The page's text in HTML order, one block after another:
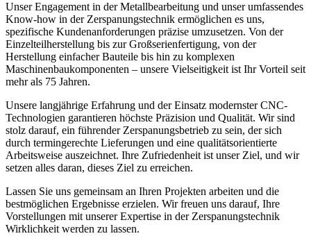
Unser Engagement in der Metallbearbeitung und unser umfassendes
Know-how in der Zerspanungstechnik ermöglichen es uns,
spezifische Kundenanforderungen präzise umzusetzen. Von der
Einzelteilherstellung bis zur Großserienfertigung, von der
Herstellung einfacher Bauteile bis hin zu komplexen
Maschinenbaukomponenten – unsere Vielseitigkeit ist Ihr Vorteil seit
mehr als 75 Jahren.
Unsere langjährige Erfahrung und der Einsatz modernster CNC-
Technologien garantieren höchste Präzision und Qualität. Wir sind
stolz darauf, ein führender Zerspanungsbetrieb zu sein, der sich
durch termingerechte Lieferungen und eine qualitätsorientierte
Arbeitsweise auszeichnet. Ihre Zufriedenheit ist unser Ziel, und wir
setzen alles daran, dieses Ziel zu erreichen.
Lassen Sie uns gemeinsam an Ihren Projekten arbeiten und die
bestmöglichen Ergebnisse erzielen. Wir freuen uns darauf, Ihre
Vorstellungen mit unserer Expertise in der Zerspanungstechnik
Wirklichkeit werden zu lassen.